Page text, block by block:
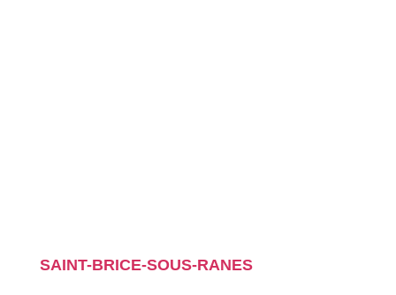
SAINT-BRICE-SOUS-RANES